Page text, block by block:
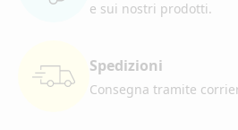
e sui nostri prodotti.
Spedizioni
Consegna tramite